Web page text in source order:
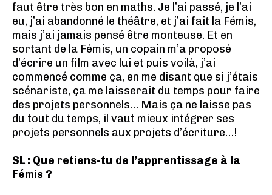
faut être très bon en maths. Je l’ai passé, je l’ai
eu, j’ai abandonné le théâtre, et j’ai fait la Fémis,
mais j’ai jamais pensé être monteuse. Et en
sortant de la Fémis, un copain m’a proposé
d’écrire un film avec lui et puis voilà, j’ai
commencé comme ça, en me disant que si j’étais
scénariste, ça me laisserait du temps pour faire
des projets personnels… Mais ça ne laisse pas
du tout du temps, il vaut mieux intégrer ses
projets personnels aux projets d’écriture…!
SL : Que retiens-tu de l’apprentissage à la
Fémis ?